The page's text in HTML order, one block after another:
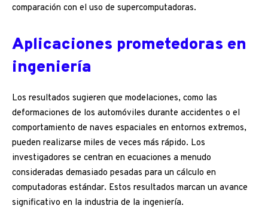
comparación con el uso de supercomputadoras.
Aplicaciones prometedoras en
ingeniería
Los resultados sugieren que modelaciones, como las
deformaciones de los automóviles durante accidentes o el
comportamiento de naves espaciales en entornos extremos,
pueden realizarse miles de veces más rápido. Los
investigadores se centran en ecuaciones a menudo
consideradas demasiado pesadas para un cálculo en
computadoras estándar. Estos resultados marcan un avance
significativo en la industria de la ingeniería.